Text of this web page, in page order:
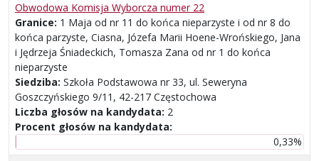
Obwodowa Komisja Wyborcza numer 22
Granice: 1 Maja od nr 11 do końca nieparzyste i od nr 8 do
końca parzyste, Ciasna, Józefa Marii Hoene-Wrońskiego, Jana
i Jędrzeja Śniadeckich, Tomasza Zana od nr 1 do końca
nieparzyste
Siedziba: Szkoła Podstawowa nr 33, ul. Seweryna
Goszczyńskiego 9/11, 42-217 Częstochowa
Liczba głosów na kandydata: 2
Procent głosów na kandydata:
0,33%